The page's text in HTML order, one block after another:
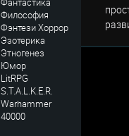
Философия
ФэнтезиХоррор
Эзотерика
Этногенез
Юмор
LitRPG
S.T.A.L.K.E.R.
Warhammer
40000